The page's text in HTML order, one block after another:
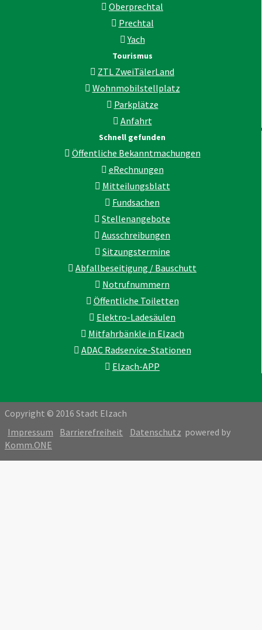
Oberprechtal
Prechtal
Yach
Tourismus
ZTL ZweiTälerLand
Wohnmobilstellplatz
Parkplätze
Anfahrt
Schnell gefunden
Öffentliche Bekanntmachungen
eRechnungen
Mitteilungsblatt
Fundsachen
Stellenangebote
Ausschreibungen
Sitzungstermine
Abfallbeseitigung / Bauschutt
Notrufnummern
Öffentliche Toiletten
Elektro-Ladesäulen
Mitfahrbänkle in Elzach
ADAC Radservice-Stationen
Elzach-APP
Copyright © 2016 Stadt Elzach
Impressum
Barrierefreiheit Datenschutz powered by
Komm.ONE